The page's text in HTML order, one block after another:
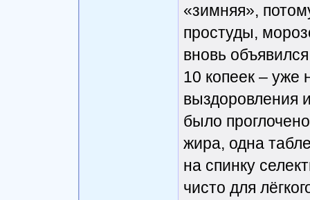
«зимняя»,
простуды,
вновь
10 копеек – уже
выздоровления
было
жира, одна
на спинку
чисто для